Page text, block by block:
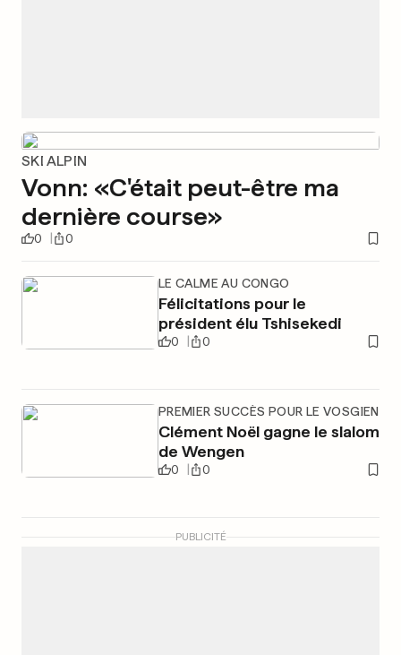
SKI ALPIN
Vonn: «C'était peut-être ma
dernière course»
0 0
LE CALME AU CONGO
Félicitations pour le
président élu Tshisekedi
0 0
PREMIER SUCCÈS POUR LE VOSGIEN
Clément Noël gagne le slalom
de Wengen
0 0
PUBLICITÉ